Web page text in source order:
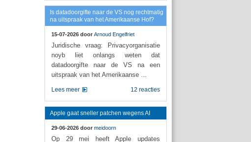
Is datadoorgifte naar de VS nog rechtmatig
na uitspraak van het Amerikaanse Hof?
15-07-2026 door Arnoud Engelfriet
Juridische vraag: Privacyorganisatie
noyb liet onlangs weten dat
datadoorgifte naar de VS na een
uitspraak van het Amerikaanse ...
12 reacties
Lees meer
Apple gaat sneller patchen wegens AI
29-06-2026 door meidoorn
Op 29 mei heeft Apple updates